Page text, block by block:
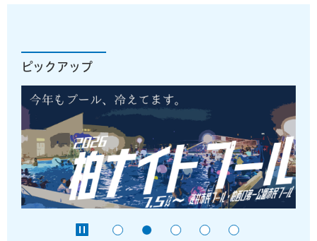
ピックアップ